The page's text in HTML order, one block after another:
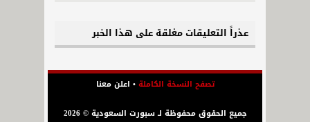
عذراً التعليقات مغلقة على هذا الخبر
تصفح النسخة الكاملة• اعلن معنا
جميع الحقوق محفوظة لـ سبورت السعودية © 2026